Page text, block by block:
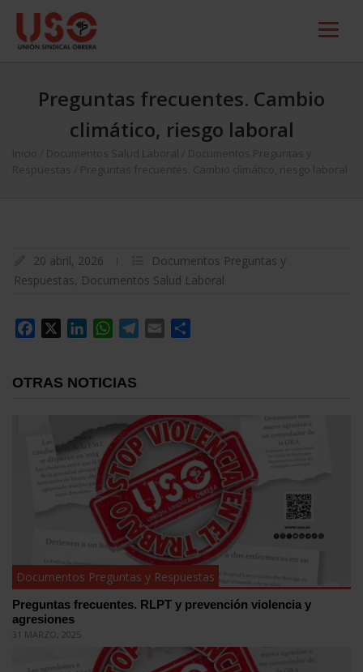
Preguntas frecuentes. Cambio
climático, riesgo laboral
Inicio Documentos Salud Laboral
Documentos Preguntas y
Respuestas
Preguntas frecuentes. Cambio climático, riesgo laboral
20 abril, 2026
Documentos Preguntas y
Respuestas, Documentos Salud Laboral
Facebook LinkedInWhatsApp
Telegram
Email
OTRAS NOTICIAS
Documentos Preguntas y Respuestas
Preguntas frecuentes. RLPT y prevención violencia y
agresiones
31 MARZO, 2025